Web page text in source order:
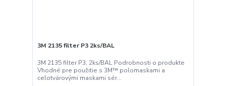
3M 2135 filter P3 2ks/BAL
3M 2135 filter P3, 2ks/BAL Podrobnosti o produkte
Vhodné pre použitie s 3M™ polomaskami a
celotvárovými maskami sér...